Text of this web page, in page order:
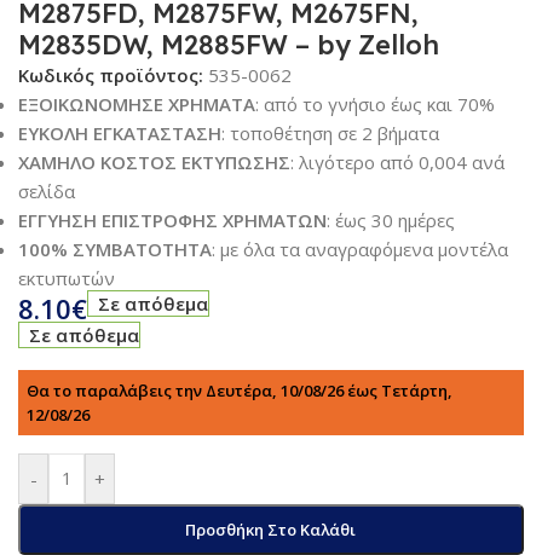
M2875FD, M2875FW, M2675FN,
M2835DW, M2885FW – by Zelloh
Κωδικός προϊόντος: 535-0062
ΕΞΟΙΚΩΝΟΜΗΣΕ ΧΡΗΜΑΤΑ: από το γνήσιο έως και 70%
ΕΥΚΟΛΗ ΕΓΚΑΤΑΣΤΑΣΗ: τοποθέτηση σε 2 βήματα
ΧΑΜΗΛΟ ΚΟΣΤΟΣ ΕΚΤΥΠΩΣΗΣ: λιγότερο από 0,004 ανά
σελίδα
ΕΓΓΥΗΣΗ ΕΠΙΣΤΡΟΦΗΣ ΧΡΗΜΑΤΩΝ: έως 30 ημέρες
100% ΣΥΜΒΑΤΟΤΗΤΑ: με όλα τα αναγραφόμενα μοντέλα
εκτυπωτών
8.10€ Σε απόθεμα
Σε απόθεμα
Θα το παραλάβεις την Δευτέρα, 10/08/26 έως Τετάρτη,
12/08/26
- +
Προσθήκη Στο Καλάθι